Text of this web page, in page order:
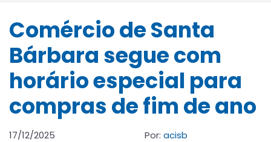
Comércio de Santa
Bárbara segue com
horário especial para
compras de fim de ano
17/12/2025 Por: acisb